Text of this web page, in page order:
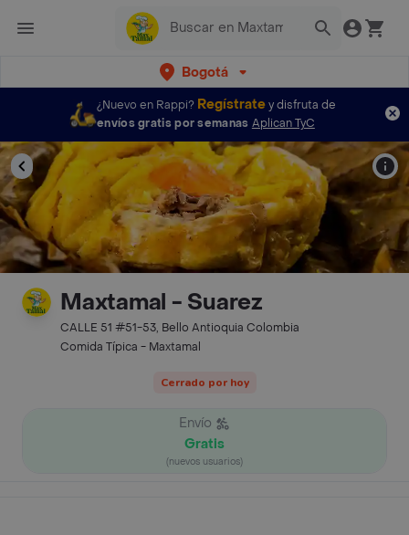
Bogotá
¿Nuevo en Rappi? Regístratey disfruta de
envíos gratis por semanas Aplican TyC
Maxtamal - Suarez
CALLE 51 #51-53, Bello Antioquia Colombia
Comida Típica - Maxtamal
Cerrado por hoy
Envío
Gratis
(nuevos usuarios)